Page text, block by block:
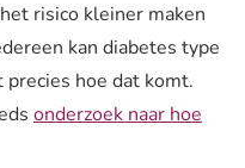
risico kleiner maken
kan diabetes type
hoe dat komt.
onderzoek naar hoe